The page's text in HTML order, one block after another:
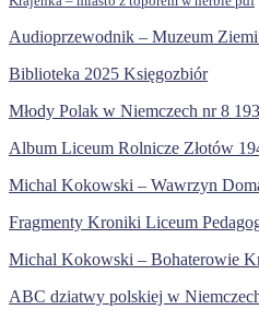
Audioprzewodnik – Muzeum
Biblioteka 2025 Księgozbiór
Młody Polak w Niemczech nr 8
Album Liceum Rolnicze Złotów
Michal Kokowski – Wawrzyn
Fragmenty Kroniki Liceum
Michal Kokowski – Bohaterowie
ABC dziatwy polskiej w